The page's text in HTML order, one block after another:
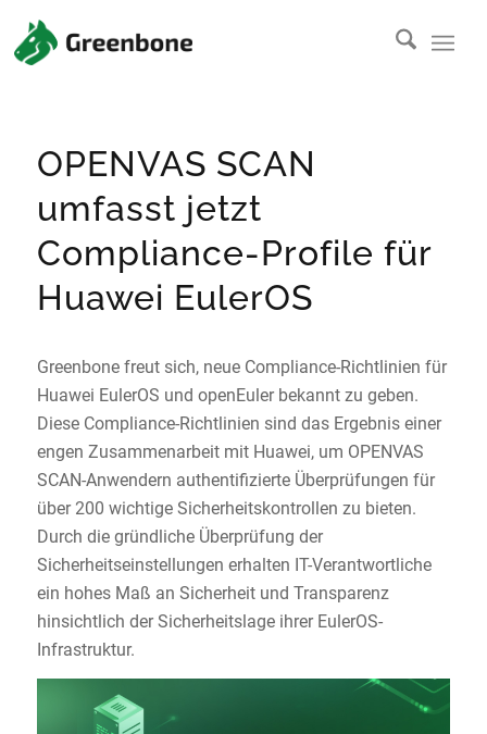
OPENVAS SCAN
umfasst jetzt
Compliance-Profile für
Huawei EulerOS
Greenbone freut sich, neue Compliance-Richtlinien für
Huawei EulerOS und openEuler bekannt zu geben.
Diese Compliance-Richtlinien sind das Ergebnis einer
engen Zusammenarbeit mit Huawei, um OPENVAS
SCAN-Anwendern authentifizierte Überprüfungen für
über 200 wichtige Sicherheitskontrollen zu bieten.
Durch die gründliche Überprüfung der
Sicherheitseinstellungen erhalten IT-Verantwortliche
ein hohes Maß an Sicherheit und Transparenz
hinsichtlich der Sicherheitslage ihrer EulerOS-
Infrastruktur.